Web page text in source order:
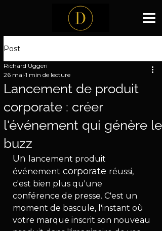
Post
Lancement de produit
corporate : créer
l'événement qui génère le
buzz
Richard Uggeri
26 mai 1 min de lecture
Un
lancement produit
événement corporate réussi,
c'est bien plus qu'une
conférence de presse. C'est un
moment de bascule, l'instant où
votre marque inscrit son nouveau